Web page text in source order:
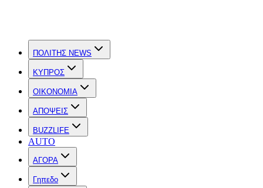
ΠΟΛΙΤΗΣ NEWS
ΚΥΠΡΟΣ
OIKONOMIA
ΑΠΟΨΕΙΣ
BUZZLIFE
AUTO
ΑΓΟΡΑ
Γηπεδο